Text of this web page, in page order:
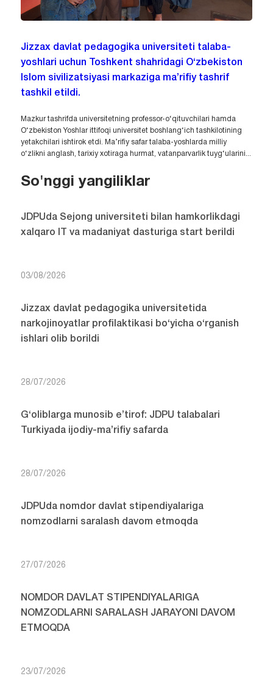
Jizzax davlat pedagogika universiteti talaba-
yoshlari uchun Toshkent shahridagi O‘zbekiston
Islom sivilizatsiyasi markaziga ma’rifiy tashrif
tashkil etildi.
Mazkur tashrifda universitetning professor-o‘qituvchilari hamda
O‘zbekiston Yoshlar ittifoqi universitet boshlang‘ich tashkilotining
yetakchilari ishtirok etdi. Ma’rifiy safar talaba-yoshlarda milliy
o‘zlikni anglash, tarixiy xotiraga hurmat, vatanparvarlik tuyg‘ularini...
So'nggi yangiliklar
JDPUda Sejong universiteti bilan hamkorlikdagi
xalqaro IT va madaniyat dasturiga start berildi
03/08/2026
Jizzax davlat pedagogika universitetida
narkojinoyatlar profilaktikasi bo‘yicha o‘rganish
ishlari olib borildi
28/07/2026
G‘oliblarga munosib e’tirof: JDPU talabalari
Turkiyada ijodiy-ma’rifiy safarda
28/07/2026
JDPUda nomdor davlat stipendiyalariga
nomzodlarni saralash davom etmoqda
27/07/2026
NOMDOR DAVLAT STIPENDIYALARIGA
NOMZODLARNI SARALASH JARAYONI DAVOM
ETMOQDA
23/07/2026